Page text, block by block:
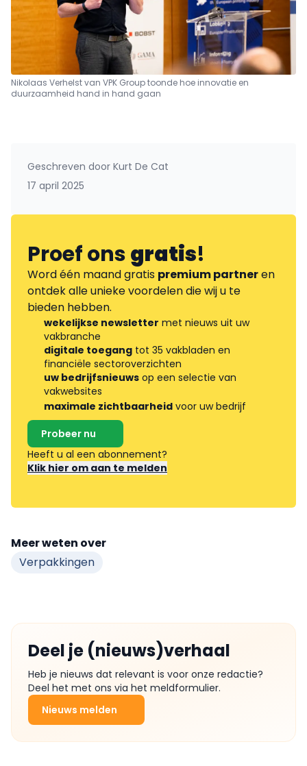
Nikolaas Verhelst van VPK Group toonde hoe innovatie en
duurzaamheid hand in hand gaan
Geschreven door Kurt De Cat
17 april 2025
Proef onsgratis!
Word één maand gratis premium partneren
ontdek alle unieke voordelen die wij u te
bieden hebben.
wekelijkse newsletter met nieuws uit uw
vakbranche
digitale toegang tot 35 vakbladen en
financiële sectoroverzichten
uw bedrijfsnieuws op een selectie van
vakwebsites
maximale zichtbaarheid voor uw bedrijf
Probeer nu
Heeft u al een abonnement?
Klik hier om aan te melden
Meer weten over
Verpakkingen
Deel je (nieuws)verhaal
Heb je nieuws dat relevant is voor onze redactie?
Deel het met ons via het meldformulier.
Nieuws melden